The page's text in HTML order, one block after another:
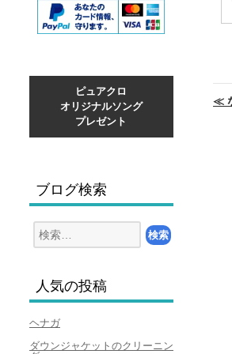
ピュアクロ
オリジナルソング
プレゼント
ブログ検索
検
索:
人気の投稿
ヘナガ
ダウンジャケットのクリーニン
稿
≪